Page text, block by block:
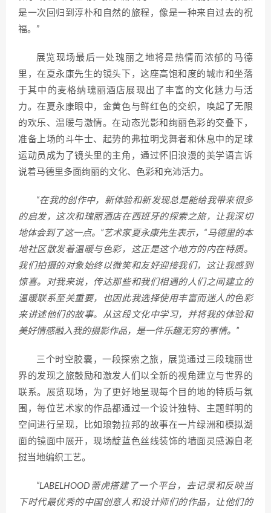
是一次回归到淳朴和自然的旅程，像是一种来自过去的祝
福。”
展览现场最后一处瑰丽之地将是热情而浓郁的马德
里，在夏永康先生的镜头下，这座高饱和度的城市和坐落
于其中的麦格纳瑰丽酒店展现出了丰富的文化魅力与活
力。在夏永康眼中，金黄色与鲜红色的交织，唤起了无限
的欢乐、温暖与激情。在动态光影和绚丽色彩的交叠下，
准备上场的斗牛士、起势的弗拉明戈舞者和休息中的足球
运动员成为了镜头里的主角，通过怀旧浪漫的美学语言诉
说着马德里多面绚丽的文化、色彩和充沛活力。
“在我的创作中，新体验和新发现总是能给我带来很多
的启发，这次和瑰丽酒店在西班牙的探索之旅，让我深切
地体会到了这一点。”艺术家夏永康先生表示，“马德里的本
地社区散发着温暖与色彩，这正是这个地方的内在特质。
我们拍摄的对象始终以微笑和友好迎接我们，这让我感到
惊喜。对我来说，传达那些和我们相遇的人们之间建立的
温暖联系至关重要，也因此我选择使用丰富而迷人的色彩
来讲述他们的故事。从这段文化中学习，并将我的体验和
美好情感融入我的摄影作品，是一件乐趣无穷的事情。”
三个时空胶囊，一段探索之旅，展览通过三段瑰丽世
界的发现之旅鼓励和激发人们以全新的视角建立与世界的
联系。展览现场，为了更好地呈现每个目的地的特质与氛
围，每位艺术家的作品都通过一个设计独特、主题鲜明的
空间进行呈现，比如琅勃拉邦的故事在一片绿洲和模拟湖
面的镜面中展开，现场靛蓝色丝线装饰的墙面灵感源自老
挝当地编织工艺。
“LABELHOOD蕾虎搭建了一个平台，去记录和反映当
下时代最优秀的中国创意人和设计师们的作品，让他们的